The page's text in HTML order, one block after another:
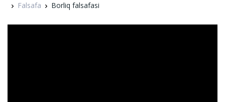
Falsafa
Borliq falsafasi